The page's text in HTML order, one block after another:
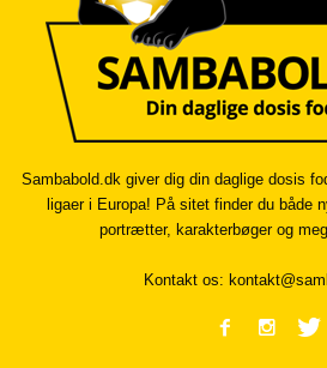
Sambabold.dk giver dig din daglige dosis
ligaer i Europa! På sitet finder du både
portrætter, karakterbøger og
Kontakt os: